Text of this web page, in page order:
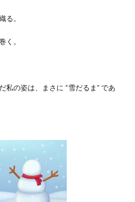
る。
く。
私の姿は、まさに “雪だるま” であ